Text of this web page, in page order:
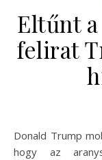
Eltűnt a
felirat
Donald Trump mobilja, a Trump Mobile, továbbra is állítja,
hogy az